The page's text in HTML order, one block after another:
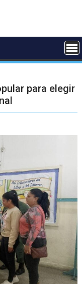
para elegir